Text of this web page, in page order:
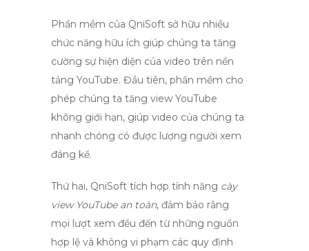
Phần mềm của QniSoft sở hữu nhiều
chức năng hữu ích giúp chúng ta tăng
cường sự hiện diện của video trên nền
tảng YouTube. Đầu tiên, phần mềm cho
phép chúng ta tăng view YouTube
không giới hạn, giúp video của chúng ta
nhanh chóng có được lượng người xem
đáng kể.
Thứ hai, QniSoft tích hợp tính năng cày
view YouTube an toàn, đảm bảo rằng
mọi lượt xem đều đến từ những nguồn
hợp lệ và không vi phạm các quy định